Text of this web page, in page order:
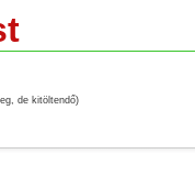
de kitöltendő)